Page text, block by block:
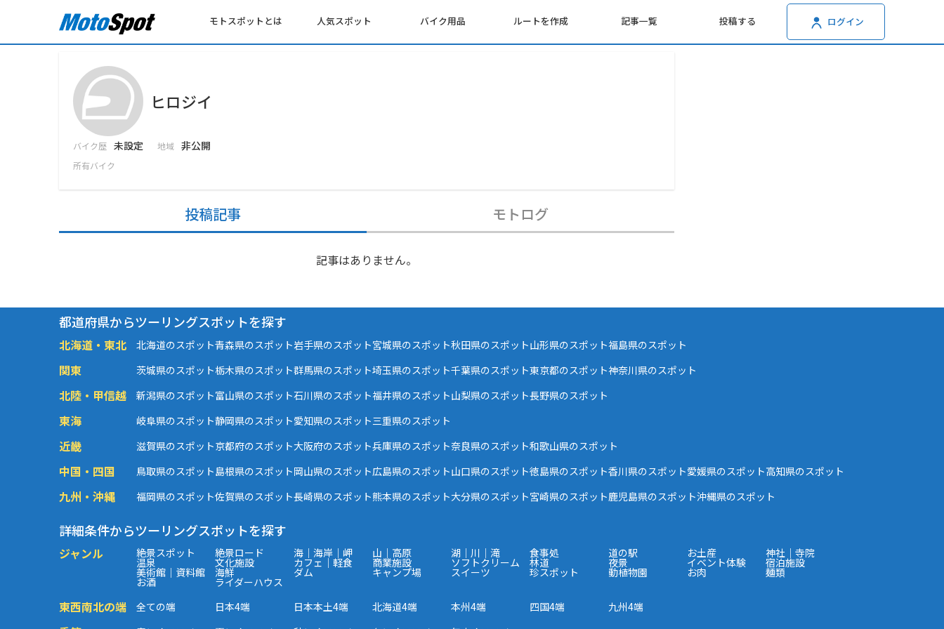
モトスポットとは 人気スポット バイク用品 ルートを作成 記事一覧 投稿する ログイン
ヒロジイ
バイク歴 未設定 地域 非公開
所有バイク
投稿記事 モトログ
記事はありません。
都道府県からツーリングスポットを探す
北海道・東北 北海道のスポット青森県のスポット岩手県のスポット宮城県のスポット秋田県のスポット山形県のスポット福島県のスポット
関東 茨城県のスポット栃木県のスポット群馬県のスポット埼玉県のスポット千葉県のスポット東京都のスポット神奈川県のスポット
北陸・甲信越 新潟県のスポット富山県のスポット石川県のスポット福井県のスポット山梨県のスポット長野県のスポット
東海 岐阜県のスポット静岡県のスポット愛知県のスポット三重県のスポット
近畿 滋賀県のスポット京都府のスポット大阪府のスポット兵庫県のスポット奈良県のスポット和歌山県のスポット
中国・四国 鳥取県のスポット島根県のスポット岡山県のスポット広島県のスポット山口県のスポット徳島県のスポット香川県のスポット愛媛県のスポット高知県のスポット
九州・沖縄 福岡県のスポット佐賀県のスポット長崎県のスポット熊本県のスポット大分県のスポット宮崎県のスポット鹿児島県のスポット沖縄県のスポット
詳細条件からツーリングスポットを探す
ジャンル 絶景スポット 絶景ロード 海｜海岸｜岬 山｜高原 湖｜川｜滝 食事処 道の駅 お土産 神社｜寺院
温泉 文化施設 カフェ｜軽食 商業施設 ソフトクリーム 林道 夜景 イベント体験 宿泊施設
美術館｜資料館 海鮮 ダム キャンプ場 スイーツ 珍スポット 動植物園 お肉 麺類
お酒 ライダーハウス
東西南北の端 全ての端 日本4端 日本本土4端 北海道4端 本州4端 四国4端 九州4端